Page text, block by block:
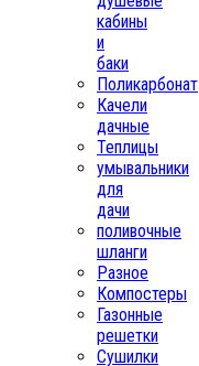
кабины
и
баки
Поликарбонат
Качели
дачные
Теплицы
умывальники
для
дачи
поливочные
шланги
Разное
Компостеры
Газонные
решетки
Сушилки